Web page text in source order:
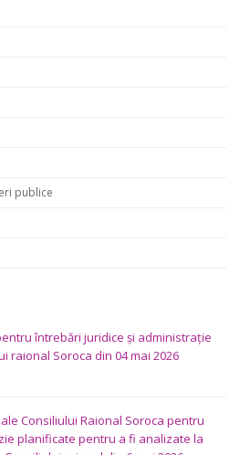
publice
întrebări juridice şi administraţie
raional Soroca din 04 mai 2026
Consiliului Raional Soroca pentru
planificate pentru a fi analizate la